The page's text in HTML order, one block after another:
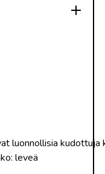
luonnollisia kudottuja
ko: leveä